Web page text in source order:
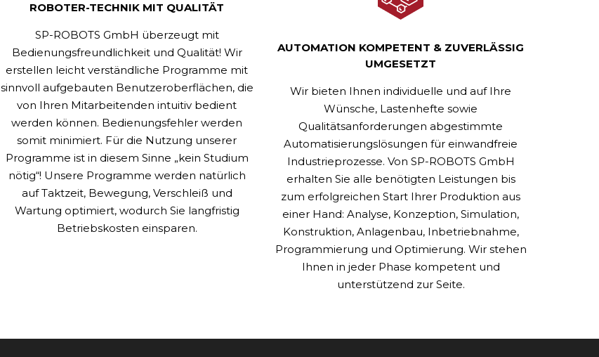
ROBOTER-TECHNIK MIT QUALITÄT
SP-ROBOTS GmbH überzeugt mit
Bedienungsfreundlichkeit und Qualität! Wir
erstellen leicht verständliche Programme mit
sinnvoll aufgebauten Benutzeroberflächen, die
von Ihren Mitarbeitenden intuitiv bedient
werden können. Bedienungsfehler werden
somit minimiert. Für die Nutzung unserer
Programme ist in diesem Sinne „kein Studium
nötig“! Unsere Programme werden natürlich
auf Taktzeit, Bewegung, Verschleiß und
Wartung optimiert, wodurch Sie langfristig
Betriebskosten einsparen.
AUTOMATION KOMPETENT & ZUVERLÄSSIG
UMGESETZT
Wir bieten Ihnen individuelle und auf Ihre
Wünsche, Lastenhefte sowie
Qualitätsanforderungen abgestimmte
Automatisierungslösungen für einwandfreie
Industrieprozesse. Von SP-ROBOTS GmbH
erhalten Sie alle benötigten Leistungen bis
zum erfolgreichen Start Ihrer Produktion aus
einer Hand: Analyse, Konzeption, Simulation,
Konstruktion, Anlagenbau, Inbetriebnahme,
Programmierung und Optimierung. Wir stehen
Ihnen in jeder Phase kompetent und
unterstützend zur Seite.